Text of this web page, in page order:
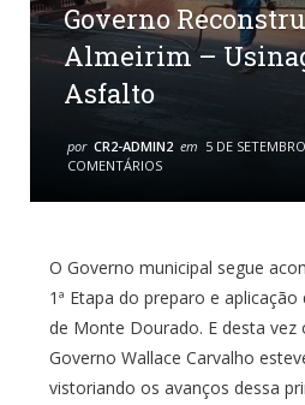
Governo
Almeirim –
Asfalto
por CR2-ADMIN2 em 5 DE
COMENTÁRIOS
O Governo municipal segue
1ª Etapa do preparo e
de Monte Dourado. E desta vez
Governo Wallace Carvalho
vistoriando os avanços dessa